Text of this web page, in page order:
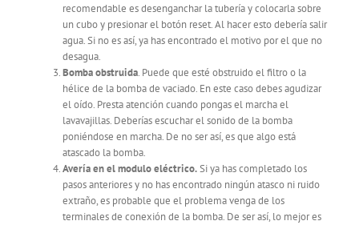
recomendable es desenganchar la tubería y colocarla sobre
un cubo y presionar el botón reset. Al hacer esto debería salir
agua. Si no es así, ya has encontrado el motivo por el que no
desagua.
Bomba obstruida. Puede que esté obstruido el filtro o la
hélice de la bomba de vaciado. En este caso debes agudizar
el oído. Presta atención cuando pongas el marcha el
lavavajillas. Deberías escuchar el sonido de la bomba
poniéndose en marcha. De no ser así, es que algo está
atascado la bomba.
Avería en el modulo eléctrico.Si ya has completado los
pasos anteriores y no has encontrado ningún atasco ni ruido
extraño, es probable que el problema venga de los
terminales de conexión de la bomba. De ser así, lo mejor es